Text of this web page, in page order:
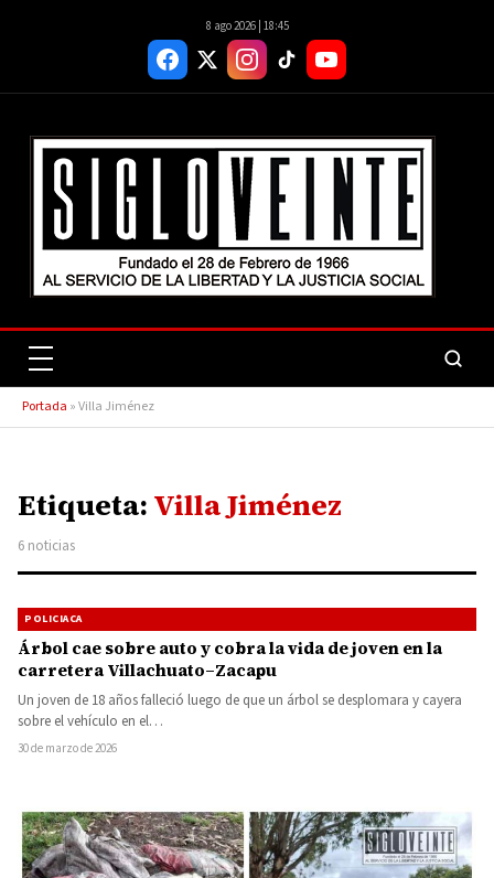
8 ago 2026 | 18:45
Portada »Villa Jiménez
Etiqueta:Villa Jiménez
6 noticias
POLICIACA
Árbol cae sobre auto y cobra la vida de joven en la
carretera Villachuato–Zacapu
Un joven de 18 años falleció luego de que un árbol se desplomara y cayera
sobre el vehículo en el…
30 de marzo de 2026